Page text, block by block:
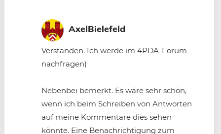
AxelBielefeld
Verstanden. Ich werde im 4PDA-Forum
nachfragen)
Nebenbei bemerkt. Es wäre sehr schön,
wenn ich beim Schreiben von Antworten
auf meine Kommentare dies sehen
könnte. Eine Benachrichtigung zum